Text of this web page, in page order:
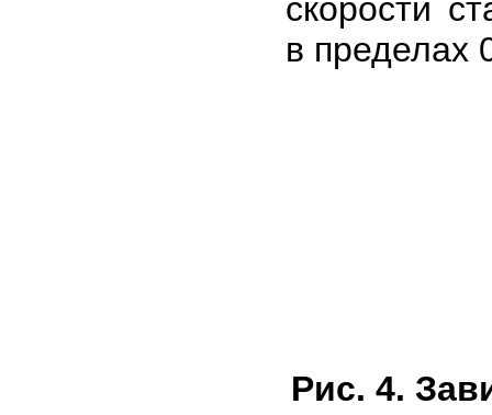
скорости
в пределах
Рис. 4.